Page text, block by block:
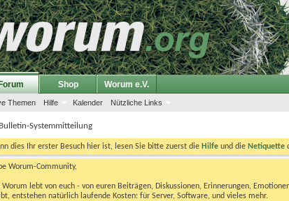
Themen Hilfe Kalender Nützliche Links
Shop Worum e.V.
Systemmitteilung
dies Ihr erster Besuch hier ist, lesen Sie bitte zuerst die Hilfe und die Netiquette
Worum-Community,
Worum lebt von euch - von euren Beiträgen, Diskussionen, Erinnerungen,
entstehen natürlich laufende Kosten: für Server, Software, und vieles mehr.